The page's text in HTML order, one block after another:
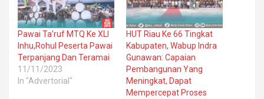
Pawai Ta’ruf MTQ Ke XLI
Inhu,Rohul Peserta Pawai
Terpanjang Dan Teramai
11/11/2023
In "Advertorial"
HUT Riau Ke 66 Tingkat
Kabupaten, Wabup Indra
Gunawan: Capaian
Pembangunan Yang
Meningkat, Dapat
Mempercepat Proses